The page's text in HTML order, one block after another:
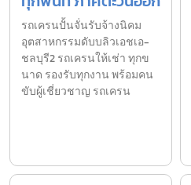
รถเครนปั้นจั่นรับจ้างนิคม
อุตสาหกรรมดับบลิวเอชเอ-
ชลบุรี2 รถเครนให้เช่า ทุกข
นาด รองรับทุกงาน พร้อมคน
ขับผู้เชี่ยวชาญ รถเครน